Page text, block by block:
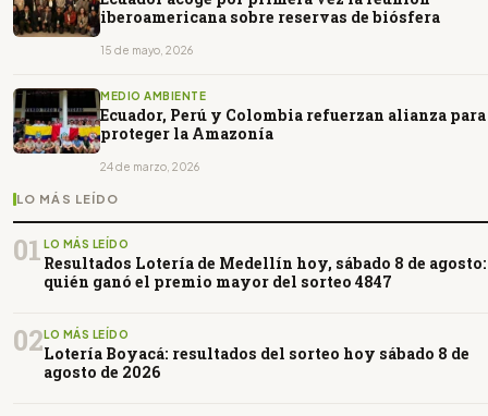
iberoamericana sobre reservas de biósfera
15 de mayo, 2026
MEDIO AMBIENTE
Ecuador, Perú y Colombia refuerzan alianza para
proteger la Amazonía
24 de marzo, 2026
LO MÁS LEÍDO
01 LO MÁS LEÍDO
Resultados Lotería de Medellín hoy, sábado 8 de agosto:
quién ganó el premio mayor del sorteo 4847
02LO MÁS LEÍDO
Lotería Boyacá: resultados del sorteo hoy sábado 8 de
agosto de 2026